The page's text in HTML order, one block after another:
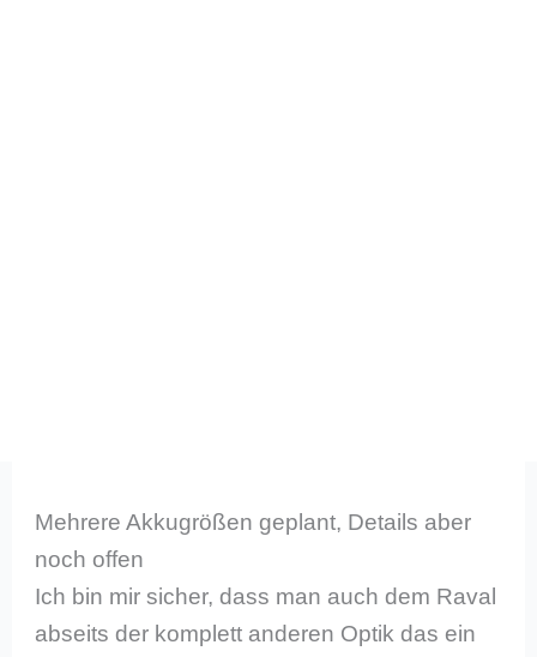
Mehrere Akkugrößen geplant, Details aber
noch offen
Ich bin mir sicher, dass man auch dem Raval
abseits der komplett anderen Optik das ein